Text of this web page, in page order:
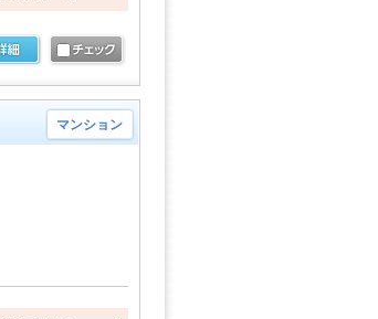
マンション